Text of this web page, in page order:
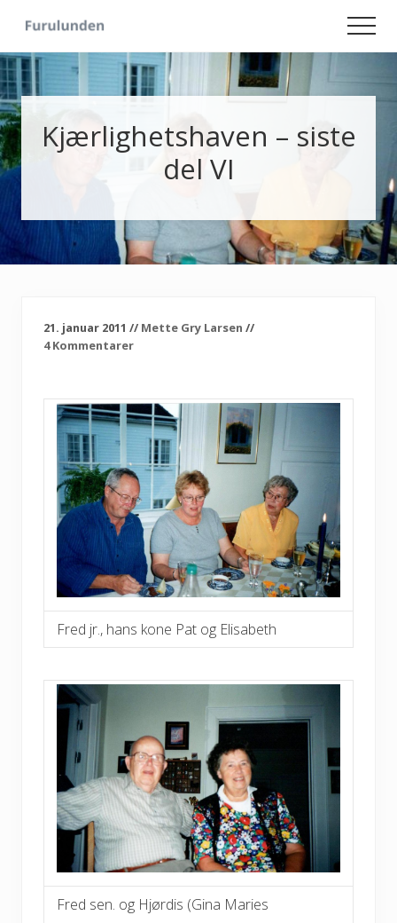
main
content
primary
sidebar
Hageliv
-
Lise
for
sjelenKjærlighetshaven – siste
del VI
21. januar 2011 // Mette Gry Larsen //
4 Kommentarer
Fred jr., hans kone Pat og Elisabeth
Fred sen. og Hjørdis (Gina Maries